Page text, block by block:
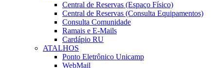
Central de Reservas (Espaço Físico)
Central de Reservas (Consulta Equipamentos)
Consulta Comunidade
Ramais e E-Mails
Cardápio RU
ATALHOS
Ponto Eletrônico Unicamp
WebMail